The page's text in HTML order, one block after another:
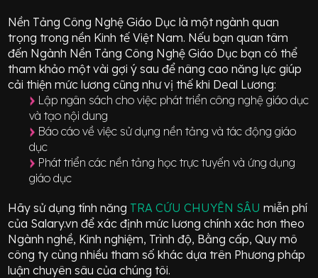
Nền Tảng Công Nghệ Giáo Dục là một ngành quan
trọng trong nền Kinh tế Việt Nam. Nếu bạn quan tâm
đến Ngành Nền Tảng Công Nghệ Giáo Dục bạn có thể
tham khảo một vài gợi ý sau để nâng cao năng lực giúp
cải thiện mức lương cũng như vị thế khi Deal Lương:
Lập ngân sách cho việc phát triển công nghệ giáo dục
và tạo nội dung
Báo cáo về việc sử dụng nền tảng và tác động giáo
dục
Phát triển các nền tảng học trực tuyến và ứng dụng
giáo dục
Hãy sử dụng tính năng TRA CỨU CHUYÊN SÂUmiễn phí
của Salary.vn để xác định mức lương chính xác hơn theo
Ngành nghề, Kinh nghiệm, Trình độ, Bằng cấp, Quy mô
công ty cùng nhiều tham số khác dựa trên Phương pháp
luận chuyên sâu của chúng tôi.